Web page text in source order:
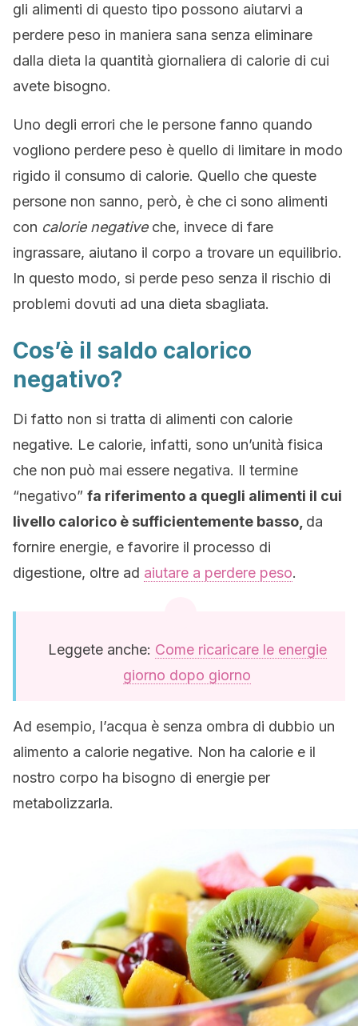
gli alimenti di questo tipo possono aiutarvi a
perdere peso in maniera sana senza eliminare
dalla dieta la quantità giornaliera di calorie di cui
avete bisogno.
Uno degli errori che le persone fanno quando
vogliono perdere peso è quello di limitare in modo
rigido il consumo di calorie. Quello che queste
persone non sanno, però, è che ci sono alimenti
con calorie negativeche, invece di fare
ingrassare, aiutano il corpo a trovare un equilibrio.
In questo modo, si perde peso senza il rischio di
problemi dovuti ad una dieta sbagliata.
Cos’è il saldo calorico
negativo?
Di fatto non si tratta di alimenti con calorie
negative. Le calorie, infatti, sono un’unità fisica
che non può mai essere negativa. Il termine
“negativo” fa riferimento a quegli alimenti il cui
livello calorico è sufficientemente basso, da
fornire energie, e favorire il processo di
digestione, oltre ad aiutare a perdere peso.
Leggete anche: Come ricaricare le energie
giorno dopo giorno
Ad esempio, l’acqua è senza ombra di dubbio un
alimento a calorie negative. Non ha calorie e il
nostro corpo ha bisogno di energie per
metabolizzarla.